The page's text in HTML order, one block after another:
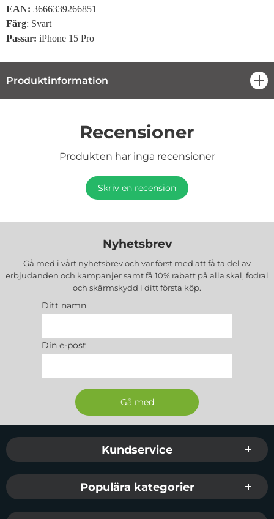
EAN: 3666339266851
Färg: Svart
Passar: iPhone 15 Pro
Produktinformation
Recensioner
Produkten har inga recensioner
Skriv en recension
Nyhetsbrev
Gå med i vårt nyhetsbrev och var först med att få ta del av
erbjudanden och kampanjer samt få 10% rabatt på alla skal, fodral
och skärmskydd i ditt första köp.
Ditt namn
Din e-post
Sidfot Blandad info och länkar
Kundservice
Populära kategorier